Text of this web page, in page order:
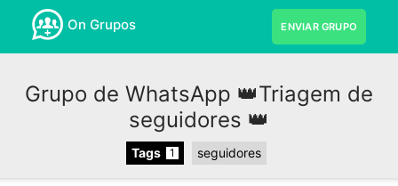
On Grupos ENVIAR GRUPO
Grupo de WhatsApp 👑Triagem de
seguidores 👑
Tags 1 seguidores